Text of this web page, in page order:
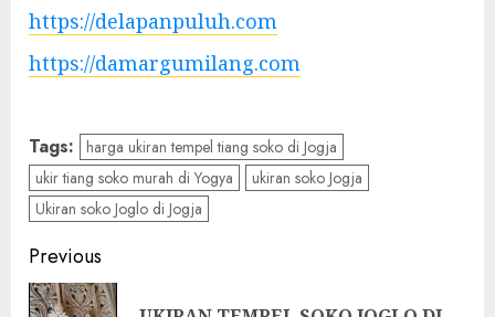
https://delapanpuluh.com
https://damargumilang.com
Tags: harga ukiran tempel tiang soko di Jogja
ukir tiang soko murah di Yogya
ukiran soko Jogja
Ukiran soko Joglo di Jogja
Previous